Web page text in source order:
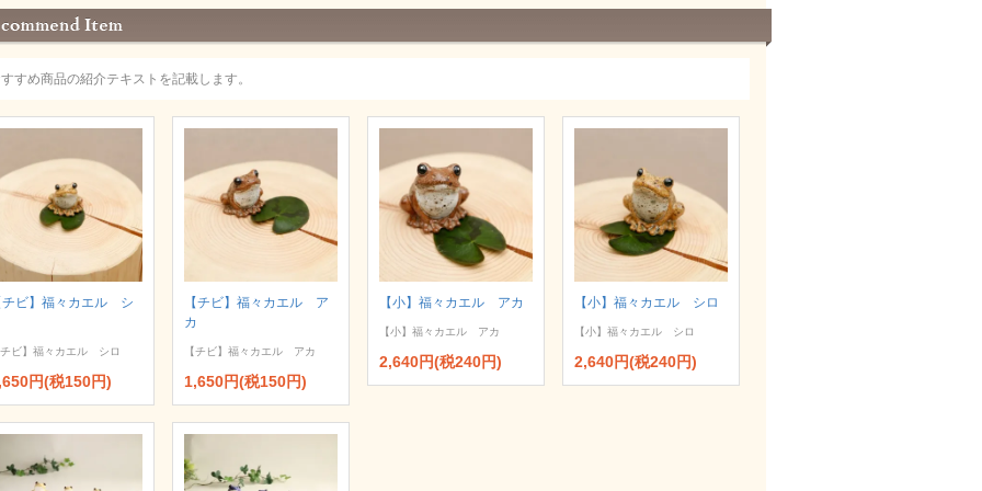
すめ商品の紹介テキストを記載します。
チビ】福々カエル シ
ビ】福々カエル シロ
円(税150円)
【チビ】福々カエル ア
カ
【チビ】福々カエル アカ
1,650円(税150円)
【小】福々カエル アカ
【小】福々カエル アカ
2,640円(税240円)
【小】福々カエル シロ
【小】福々カエル シロ
2,640円(税240円)